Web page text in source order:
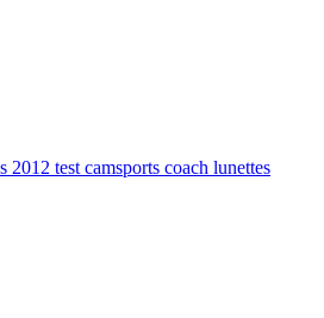
2012 test camsports coach lunettes